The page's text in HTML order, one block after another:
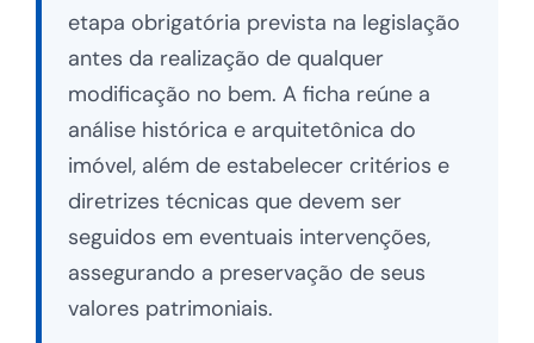
etapa obrigatória prevista na legislação
antes da realização de qualquer
modificação no bem. A ficha reúne a
análise histórica e arquitetônica do
imóvel, além de estabelecer critérios e
diretrizes técnicas que devem ser
seguidos em eventuais intervenções,
assegurando a preservação de seus
valores patrimoniais.